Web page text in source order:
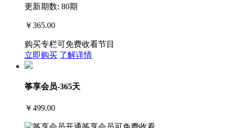
更新期数: 80期
￥365.00
购买专栏可免费收看节目
立即购买 了解详情
筝享会员-365天
￥499.00